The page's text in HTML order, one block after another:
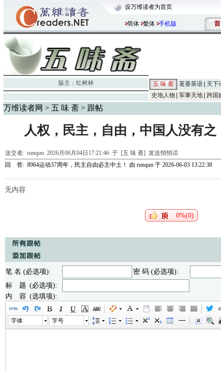
设万维读者为首页
简体 繁体 手机版 首
版主： 红树林 五 味 斋 茗香茶语
天下
史地人物
军事天地 跨国
万维读者网 > 五 味 斋 > 跟帖
人权，民主，自由，中国人没有
送交者: runqun 2026月06月04日17:21:46 于 [五 味 斋] 发送悄悄话
回 答: 8964运动37周年，民主自由必主中土！ 由 runqun 于 2026-06-03 13:22:38
无内容
0%(0)
笔 名 (必选项):
密 码 (必选项):
标 题 (必选项):
内 容 (选填项):
字体 字号